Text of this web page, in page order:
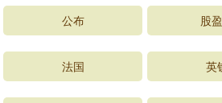
公布 股
法国 英